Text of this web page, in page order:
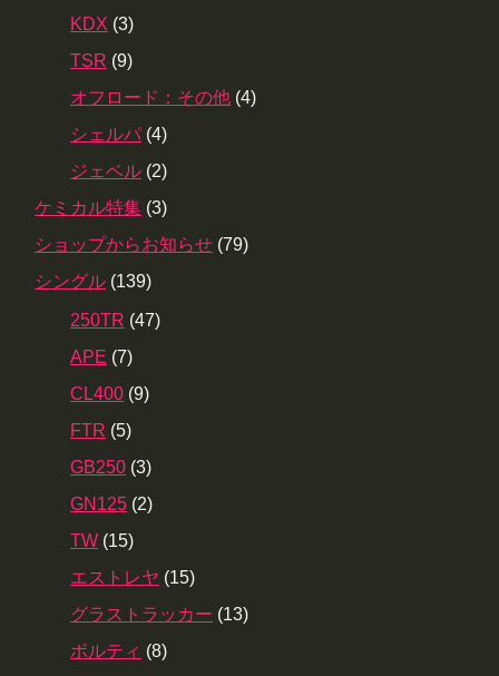
KDX (3)
TSR (9)
オフロード：その他 (4)
シェルパ (4)
ジェベル (2)
ケミカル特集 (3)
ショップからお知らせ (79)
シングル (139)
250TR (47)
APE (7)
CL400 (9)
FTR (5)
GB250 (3)
GN125 (2)
TW (15)
エストレヤ (15)
グラストラッカー (13)
ボルティ (8)